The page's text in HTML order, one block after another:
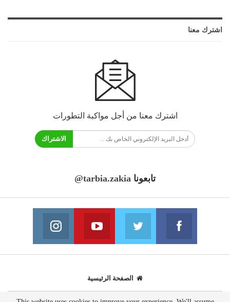
اشترك معنا
اشترك معنا من أجل مواكبة التطورات
الاشتراك
تابعونا @tarbia.zakia
فايسبوك
انضم الينا انضم الينا
يوتيوب
انضم الينا
الصفحة الرئيسية